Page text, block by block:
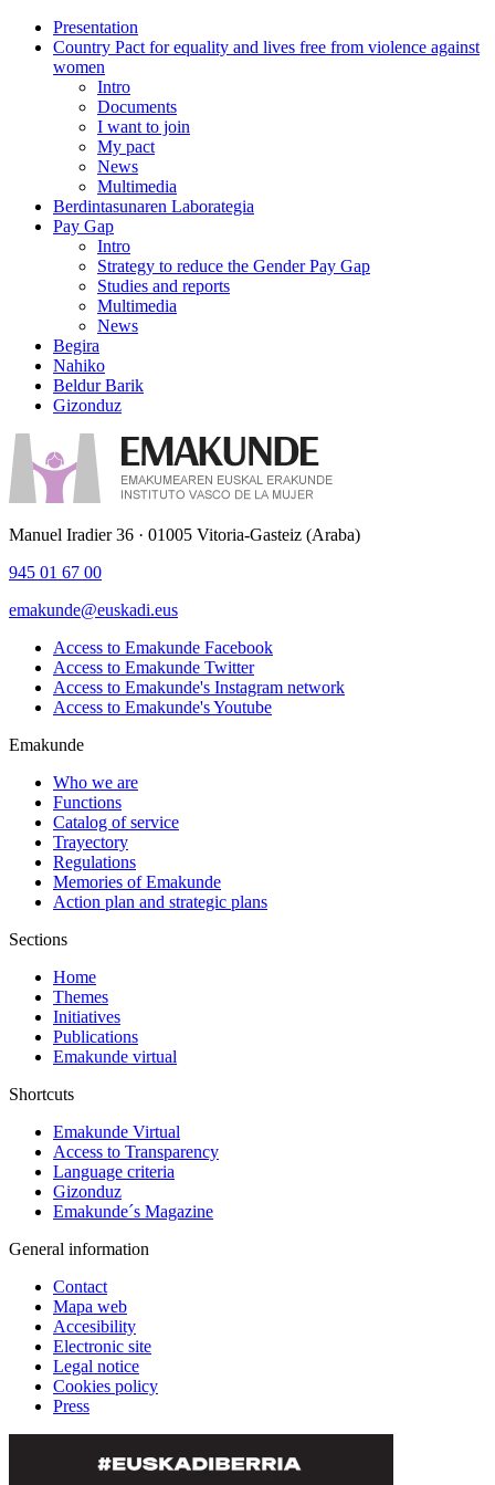
Presentation
Country Pact for equality and lives free from violence against
women
Intro
Documents
I want to join
My pact
News
Multimedia
Berdintasunaren Laborategia
Pay Gap
Intro
Strategy to reduce the Gender Pay Gap
Studies and reports
Multimedia
News
Begira
Nahiko
Beldur Barik
Gizonduz
Manuel Iradier 36 · 01005 Vitoria-Gasteiz (Araba)
945 01 67 00
emakunde@euskadi.eus
Access to Emakunde Facebook
Access to Emakunde Twitter
Access to Emakunde's Instagram network
Access to Emakunde's Youtube
Emakunde
Who we are
Functions
Catalog of service
Trayectory
Regulations
Memories of Emakunde
Action plan and strategic plans
Sections
Home
Themes
Initiatives
Publications
Emakunde virtual
Shortcuts
Emakunde Virtual
Access to Transparency
Language criteria
Gizonduz
Emakunde´s Magazine
General information
Contact
Mapa web
Accesibility
Electronic site
Legal notice
Cookies policy
Press